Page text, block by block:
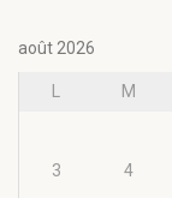
août 2026
M
3 4